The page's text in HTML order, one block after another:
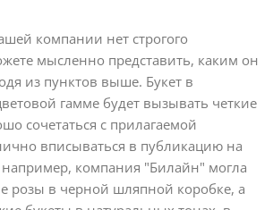
компании нет строгого
мысленно представить, каким он
из пунктов выше. Букет в
гамме будет вызывать четкие
сочетаться с прилагаемой
вписываться в публикацию на
например, компания "Билайн" могла
розы в черной шляпной коробке, а